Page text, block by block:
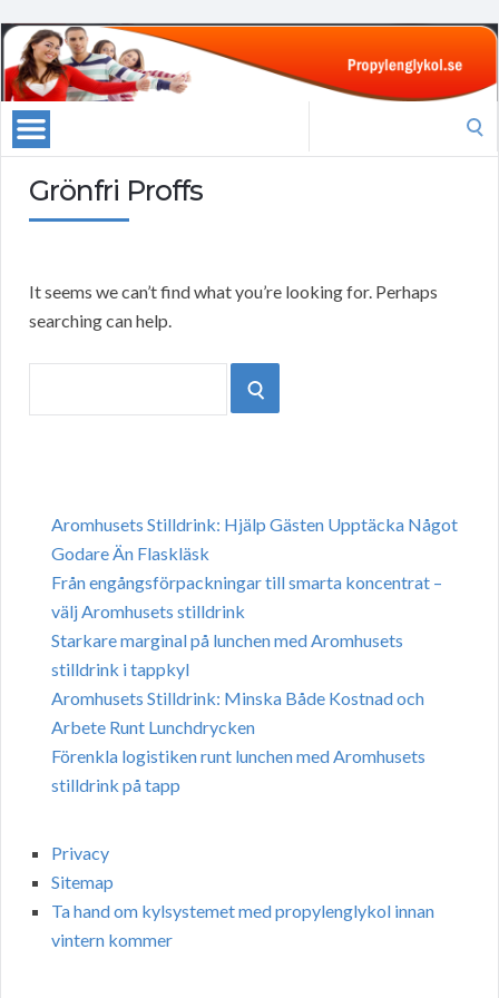
Grönfri Proffs
It seems we can’t find what you’re looking for. Perhaps
searching can help.
SEARCH
Aromhusets Stilldrink: Hjälp Gästen Upptäcka Något
Godare Än Flaskläsk
Från engångsförpackningar till smarta koncentrat –
välj Aromhusets stilldrink
Starkare marginal på lunchen med Aromhusets
stilldrink i tappkyl
Aromhusets Stilldrink: Minska Både Kostnad och
Arbete Runt Lunchdrycken
Förenkla logistiken runt lunchen med Aromhusets
stilldrink på tapp
Privacy
Sitemap
Ta hand om kylsystemet med propylenglykol innan
vintern kommer